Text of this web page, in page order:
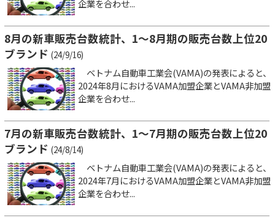
企業を合わせ...
8月の新車販売台数統計、1～8月期の販売台数上位20
ブランド (24/9/16)
ベトナム自動車工業会(VAMA)の発表によると、
2024年8月におけるVAMA加盟企業とVAMA非加盟
企業を合わせ...
7月の新車販売台数統計、1～7月期の販売台数上位20
ブランド (24/8/14)
ベトナム自動車工業会(VAMA)の発表によると、
2024年7月におけるVAMA加盟企業とVAMA非加盟
企業を合わせ...